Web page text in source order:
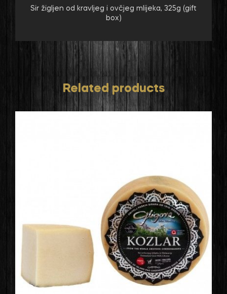
Sir žigljen od kravljeg i ovčjeg mlijeka, 325g (gift
box)
Related products